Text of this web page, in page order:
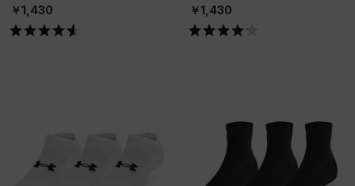
ニング/UNISEX）
￥1,430
ニング/UNISEX）
￥1,430